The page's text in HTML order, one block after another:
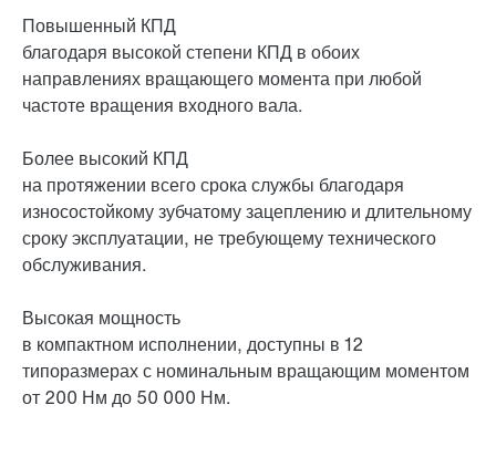
Повышенный КПД
благодаря высокой степени КПД в обоих
направлениях вращающего момента при любой
частоте вращения входного вала.
Более высокий КПД
на протяжении всего срока службы благодаря
износостойкому зубчатому зацеплению и длительному
сроку эксплуатации, не требующему технического
обслуживания.
Высокая мощность
в компактном исполнении, доступны в 12
типоразмерах с номинальным вращающим моментом
от 200 Нм до 50 000 Нм.